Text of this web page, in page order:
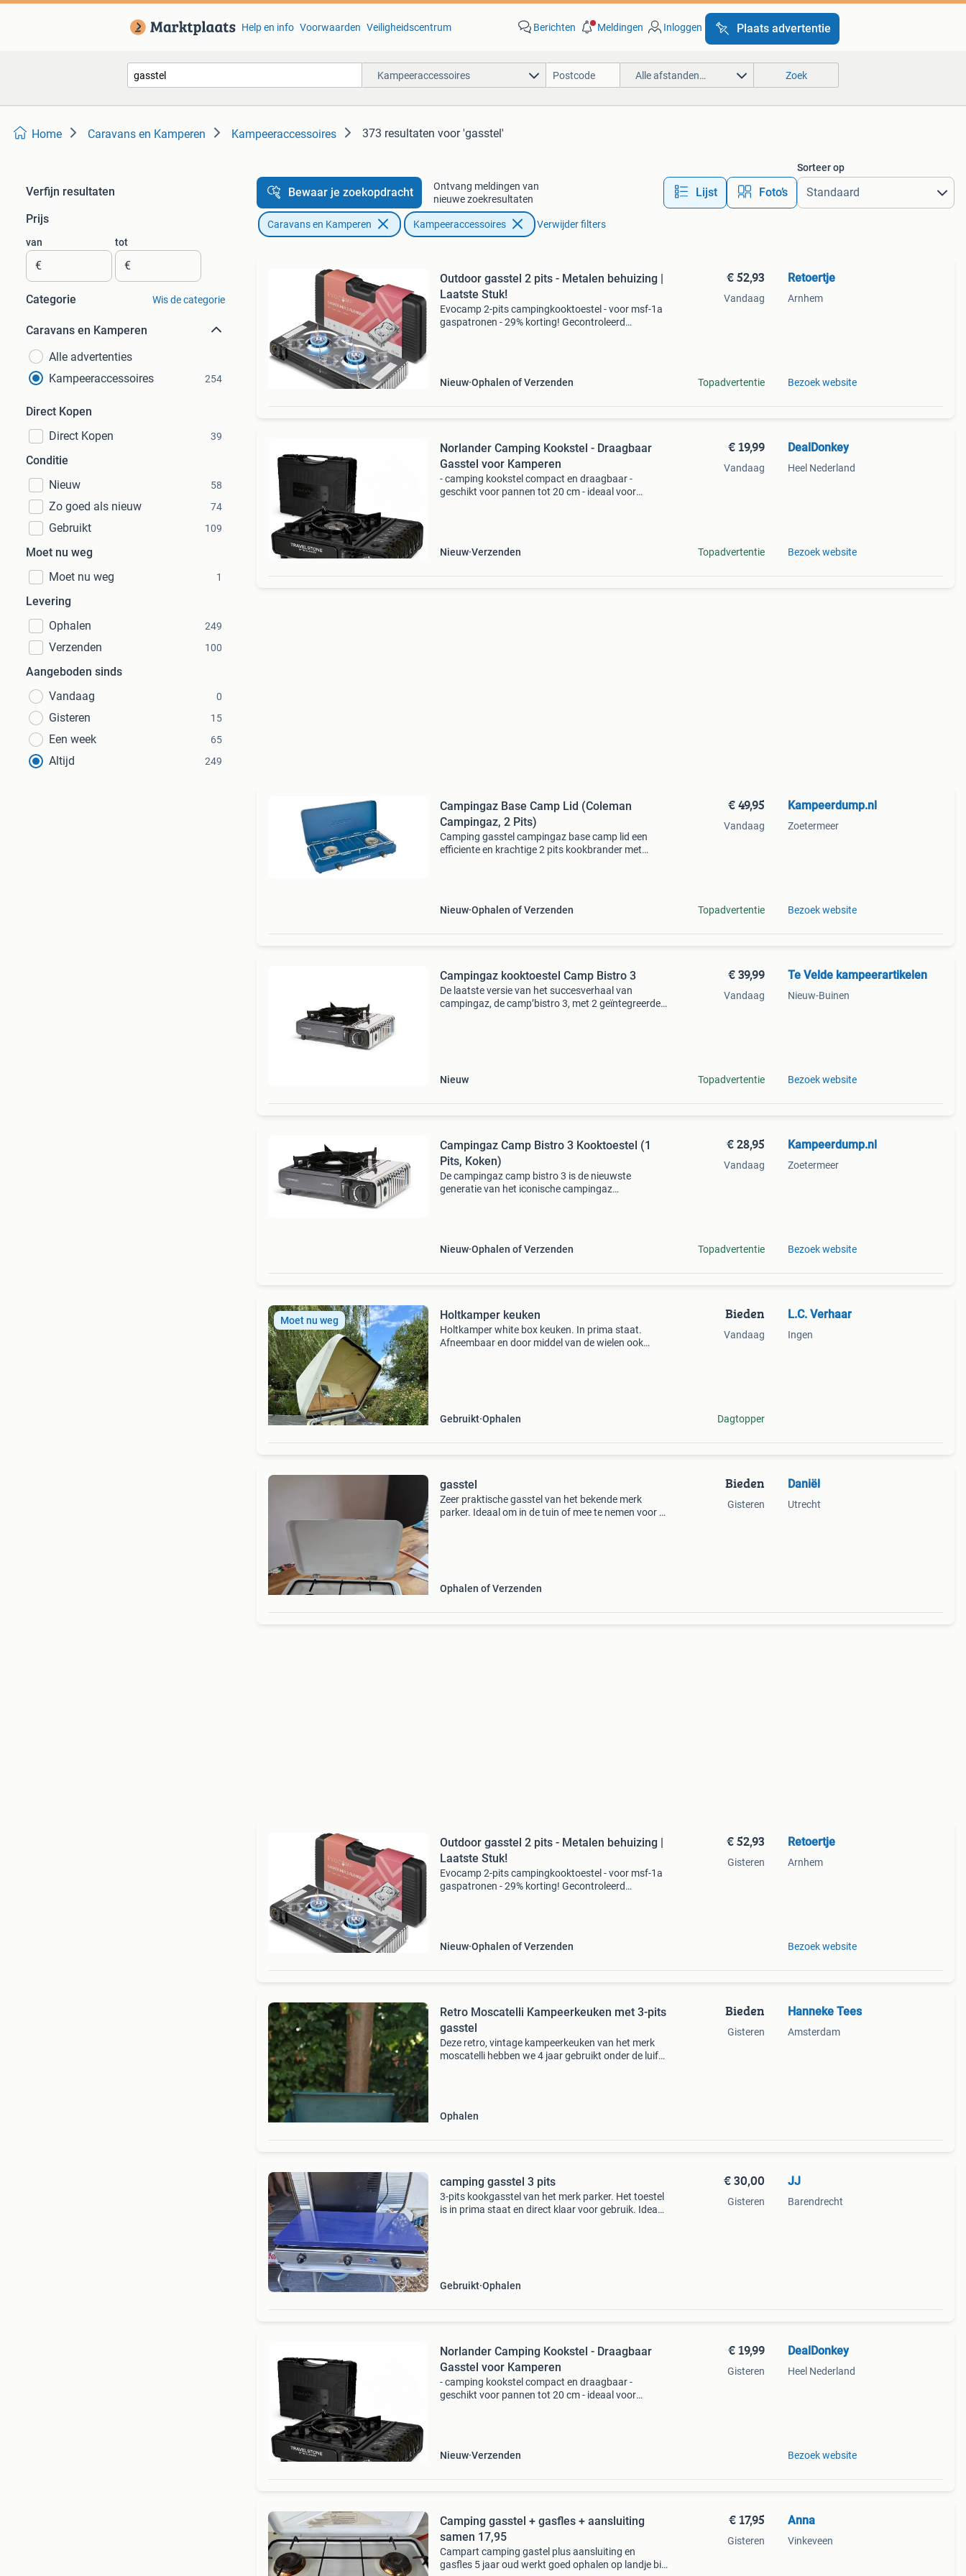
Help en info Voorwaarden Veiligheidscentrum Berichten Meldingen Inloggen Plaats advertentie
Kampeeraccessoires Alle afstanden… Zoek
Home Caravans en Kamperen Kampeeraccessoires 373 resultaten voor 'gasstel'
Verfijn resultaten
Prijs
van
€
tot
€
Categorie Wis de categorie
Caravans en Kamperen
Alle advertenties
Kampeeraccessoires
254
Direct Kopen
Direct Kopen
39
Conditie
Nieuw
58
Zo goed als nieuw 74
Gebruikt 109
Moet nu weg
Moet nu weg
1
Levering
Ophalen
249
Verzenden 100
Aangeboden sinds
Vandaag
0
Gisteren 15
Een week 65
Altijd 249
Bewaar je zoekopdracht
Ontvang meldingen van
nieuwe zoekresultaten
Lijst Foto’s
Sorteer op
Caravans en Kamperen Kampeeraccessoires Verwijder filters
Outdoor gasstel 2 pits - Metalen behuizing |
Laatste Stuk!
Evocamp 2-pits campingkooktoestel - voor msf-1a
gaspatronen - 29% korting! Gecontroleerd
Nieuw Ophalen of Verzenden
€ 52,93
Vandaag
Topadvertentie
Retoertje
Arnhem
Bezoek website
Norlander Camping Kookstel - Draagbaar
Gasstel voor Kamperen
- camping kookstel compact en draagbaar -
geschikt voor pannen tot 20 cm - ideaal voor
Nieuw Verzenden
€ 19,99
Vandaag
Topadvertentie
DealDonkey
Heel Nederland
Bezoek website
Campingaz Base Camp Lid (Coleman
Campingaz, 2 Pits)
Camping gasstel campingaz base camp lid een
efficiente en krachtige 2 pits kookbrander met
Nieuw Ophalen of Verzenden
€ 49,95
Vandaag
Topadvertentie
Kampeerdump.nl
Zoetermeer
Bezoek website
Campingaz kooktoestel Camp Bistro 3
De laatste versie van het succesverhaal van
campingaz, de camp’bistro 3, met 2 geïntegreerde
Nieuw
€ 39,99
Vandaag
Topadvertentie
Te Velde kampeerartikelen
Nieuw-Buinen
Bezoek website
Campingaz Camp Bistro 3 Kooktoestel (1
Pits, Koken)
De campingaz camp bistro 3 is de nieuwste
generatie van het iconische campingaz
Nieuw Ophalen of Verzenden
€ 28,95
Vandaag
Topadvertentie
Kampeerdump.nl
Zoetermeer
Bezoek website
Moet nu weg Holtkamper keuken
Holtkamper white box keuken. In prima staat.
Afneembaar en door middel van de wielen ook
Gebruikt Ophalen
Bieden
Vandaag
Dagtopper
L.C. Verhaar
Ingen
gasstel
Zeer praktische gasstel van het bekende merk
parker. Ideaal om in de tuin of mee te nemen voor te
Ophalen of Verzenden
Bieden
Gisteren
Daniël
Utrecht
Outdoor gasstel 2 pits - Metalen behuizing |
Laatste Stuk!
Evocamp 2-pits campingkooktoestel - voor msf-1a
gaspatronen - 29% korting! Gecontroleerd
Nieuw Ophalen of Verzenden
€ 52,93
Gisteren
Retoertje
Arnhem
Bezoek website
Retro Moscatelli Kampeerkeuken met 3-pits
gasstel
Deze retro, vintage kampeerkeuken van het merk
moscatelli hebben we 4 jaar gebruikt onder de luifel
Ophalen
Bieden
Gisteren
Hanneke Tees
Amsterdam
camping gasstel 3 pits
3-pits kookgasstel van het merk parker. Het toestel
is in prima staat en direct klaar voor gebruik. Ideaal
Gebruikt Ophalen
€ 30,00
Gisteren
JJ
Barendrecht
Norlander Camping Kookstel - Draagbaar
Gasstel voor Kamperen
- camping kookstel compact en draagbaar -
geschikt voor pannen tot 20 cm - ideaal voor
Nieuw Verzenden
€ 19,99
Gisteren
DealDonkey
Heel Nederland
Bezoek website
Camping gasstel + gasfles + aansluiting
samen 17,95
Campart camping gastel plus aansluiting en
gasfles 5 jaar oud werkt goed ophalen op landje bij
€ 17,95
Gisteren
Anna
Vinkeveen